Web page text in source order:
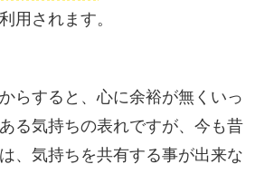
用されます。
らすると、心に余裕が無くいっ
る気持ちの表れですが、今も昔
、気持ちを共有する事が出来な